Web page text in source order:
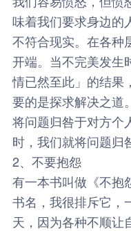
味着我们要求身边的
不符合现实。在各种
开端。当不完美发生
情已然至此」的结果
要的是探求解决之道
将问题归咎于对方个
时，我们就将问题归
2、不要抱怨
有一本书叫做《不抱
书名，我很排斥它，
天，因为各种不顺让